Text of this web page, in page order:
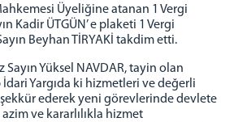
MAHKEMESİ (BAĞLI)
Üyeliğine atanan 1 Vergi
Kadir ÜTGÜN’ e plaketi 1 Vergi
Beyhan TİRYAKİ takdim etti.
Sayın Yüksel NAVDAR, tayin olan
Yargıda ki hizmetleri ve değerli
ederek yeni görevlerinde devlete
ve kararlılıkla hizmet